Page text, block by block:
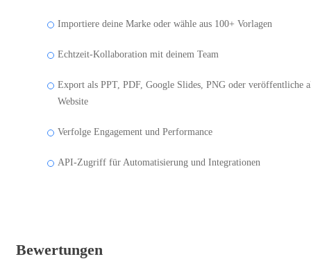
Importiere deine Marke oder wähle aus 100+ Vorlagen
Echtzeit-Kollaboration mit deinem Team
Export als PPT, PDF, Google Slides, PNG oder veröffentliche
Website
Verfolge Engagement und Performance
API-Zugriff für Automatisierung und Integrationen
Bewertungen